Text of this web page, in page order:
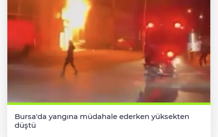
Bursa'da yangına müdahale ederken yüksekten
düştü